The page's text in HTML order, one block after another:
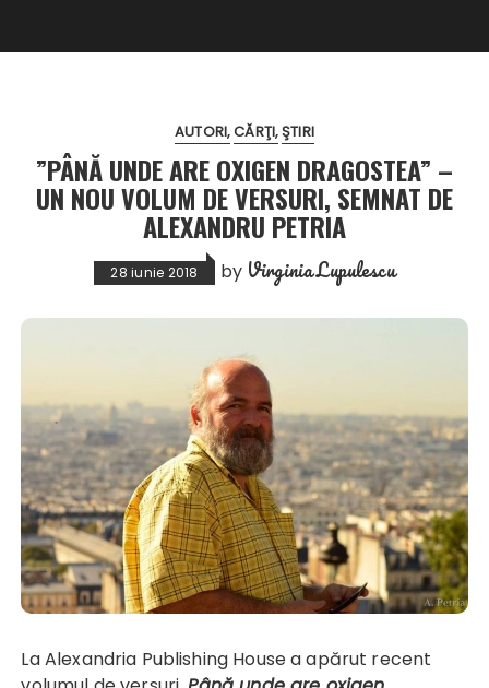
AUTORI CĂRŢI ŞTIRI
”PÂNĂ UNDE ARE OXIGEN DRAGOSTEA” –
UN NOU VOLUM DE VERSURI, SEMNAT DE
ALEXANDRU PETRIA
28 iunie 2018 by Virginia Lupulescu
La Alexandria Publishing House a apărut recent